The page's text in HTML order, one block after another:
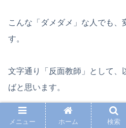
こんな「ダメダメ」な人でも
す。
文字通り「反面教師」として、
ばと思います。
メニュー ホーム 検索